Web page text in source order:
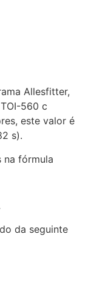
Allesfitter,
560 c
este valor é
s).
na fórmula
da seguinte